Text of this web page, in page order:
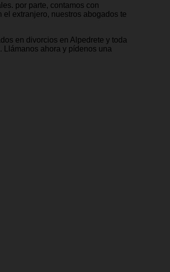
por parte, contamos con
extranjero, nuestros abogados te
en divorcios en Alpedrete y toda
Llámanos ahora y pídenos una